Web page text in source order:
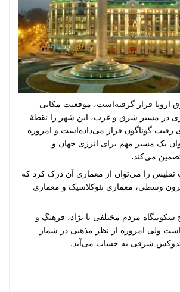
قرار گرفته‌است، موقعیت مکانی
در مسیر شرق و غرب، این شهر را نقطهٔ
رقیب گوناگون قرار می‌داده‌است و امروزه
یک مسیر مهم برای انرژی جهان و
تضمین می‌کند.
تفلیس را می‌توان از معماری آن درک کرد که
وسطی، معماری نئوکلاسیک و معماری
مردم مختلفی با نژاد، فرهنگ و
ولی امروزه از نظر مذهبی در شمار
شرقی به حساب می‌آید.